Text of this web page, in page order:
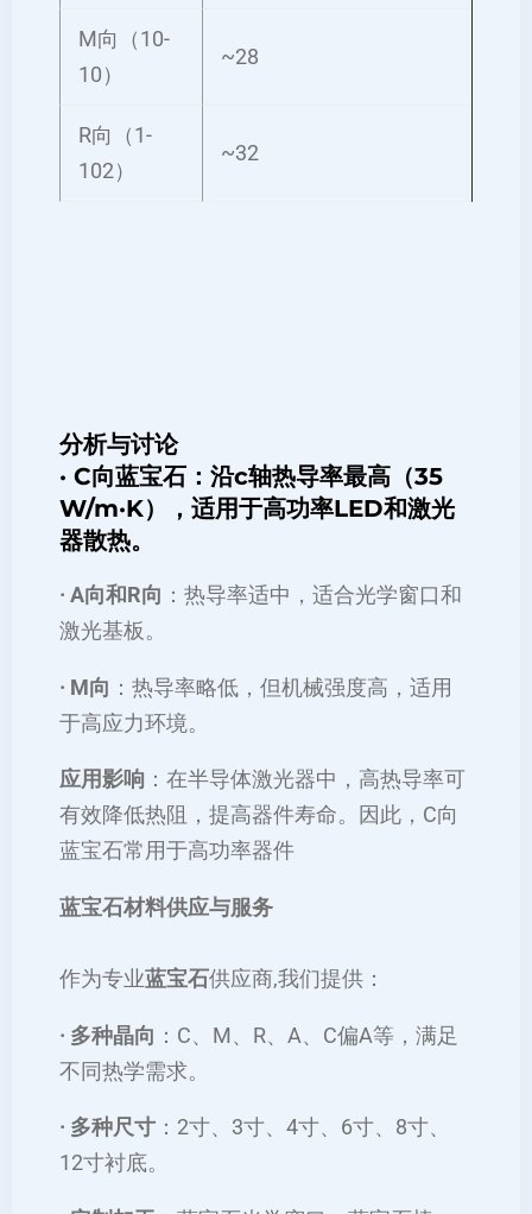
M向（10-
10）
~28
R向（1-
102）
~32
分析与讨论
· C向蓝宝石 ：沿c轴热导率最高（35
W/m·K），适用于高功率LED和激光
器散热。
· A向和R向 ：热导率适中，适合光学窗口和
激光基板。
· M向 ：热导率略低，但机械强度高，适用
于高应力环境。
应用影响 ：在半导体激光器中，高热导率可
有效降低热阻，提高器件寿命。因此，C向
蓝宝石常用于高功率器件
蓝宝石材料供应与服务
作为专业蓝宝石供应商,我们提供：
· 多种晶向 ：C、M、R、A、C偏A等，满足
不同热学需求。
· 多种尺寸 ：2寸、3寸、4寸、6寸、8寸、
12寸衬底。